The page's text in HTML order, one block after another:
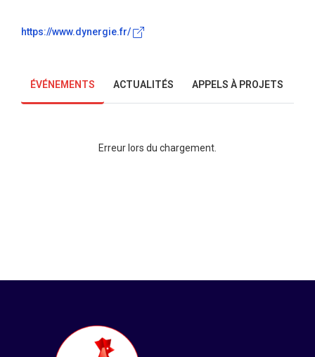
https://www.dynergie.fr/
ÉVÉNEMENTS ACTUALITÉS APPELS À PROJETS
Erreur lors du chargement.